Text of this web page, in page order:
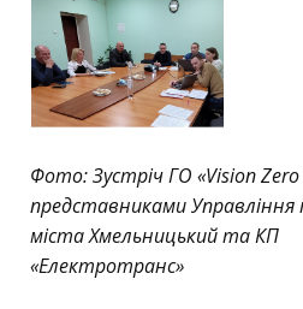
Фото: Зустріч ГО «Vision Zero
представниками
міста Хмельницький та КП
«Електротранс»